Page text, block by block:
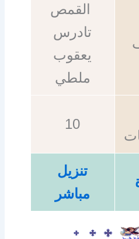
القمص
تادرس
يعقوب
ملطي
10
تنزيل
مباشر